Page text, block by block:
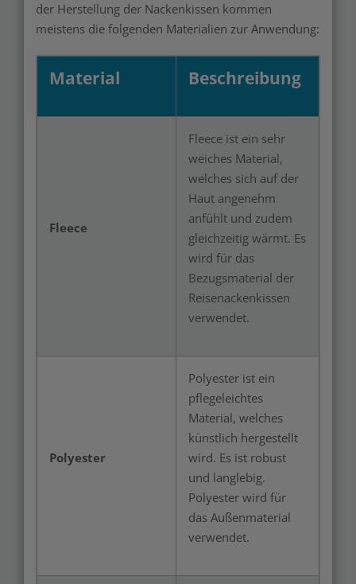
der Herstellung der Nackenkissen kommen
meistens die folgenden Materialien zur Anwendung:
Material Beschreibung
Fleece
Fleece ist ein sehr
weiches Material,
welches sich auf der
Haut angenehm
anfühlt und zudem
gleichzeitig wärmt. Es
wird für das
Bezugsmaterial der
Reisenackenkissen
verwendet.
Polyester
Polyester ist ein
pflegeleichtes
Material, welches
künstlich hergestellt
wird. Es ist robust
und langlebig.
Polyester wird für
das Außenmaterial
verwendet.